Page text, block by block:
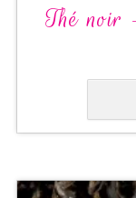
Thé noir